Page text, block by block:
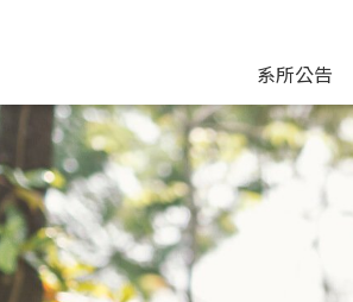
系所公告